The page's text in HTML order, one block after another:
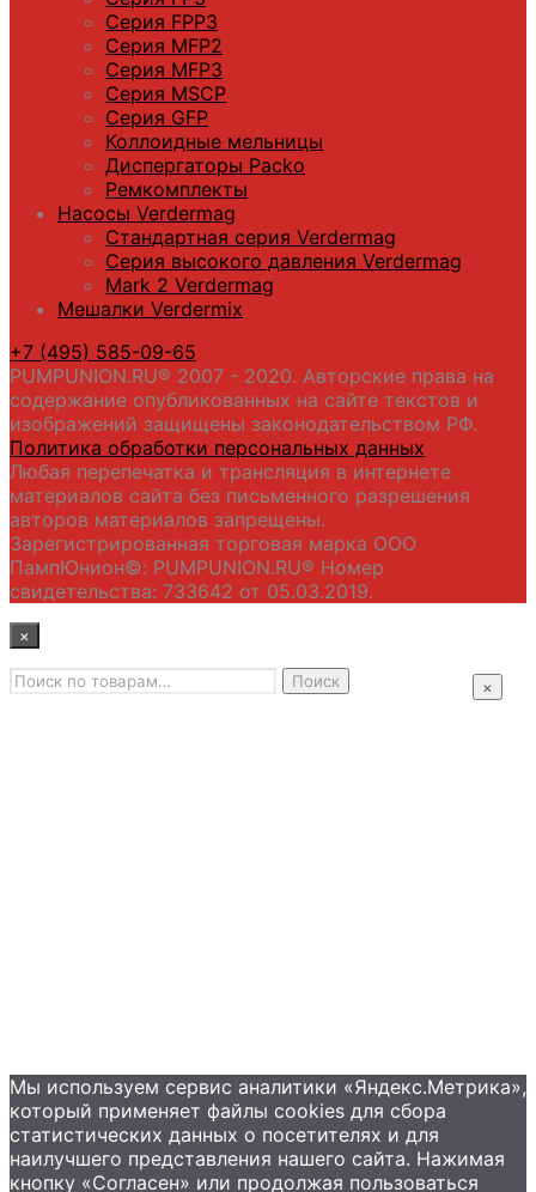
Серия FPP3
Серия МFP2
Серия МFP3
Серия MSCP
Серия GFP
Коллоидные мельницы
Диспергаторы Packo
Ремкомплекты
Насосы Verdermag
Стандартная серия Verdermag
Серия высокого давления Verdermag
Mark 2 Verdermag
Мешалки Verdermix
+7 (495) 585-09-65
PUMPUNION.RU® 2007 - 2020. Авторские права на
содержание опубликованных на сайте текстов и
изображений защищены законодательством РФ.
Политика обработки персональных данных
Любая перепечатка и трансляция в интернете
материалов сайта без письменного разрешения
авторов материалов запрещены.
Зарегистрированная торговая марка ООО
ПампЮнион©: PUMPUNION.RU® Номер
свидетельства: 733642 от 05.03.2019.
×
Главная
×
Искать: Поиск
Мы используем сервис аналитики «Яндекс.Метрика»,
который применяет файлы сookies для сбора
статистических данных о посетителях и для
наилучшего представления нашего сайта. Нажимая
кнопку «Согласен» или продолжая пользоваться